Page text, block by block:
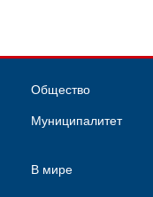
Общество
Муниципалитет
В мире